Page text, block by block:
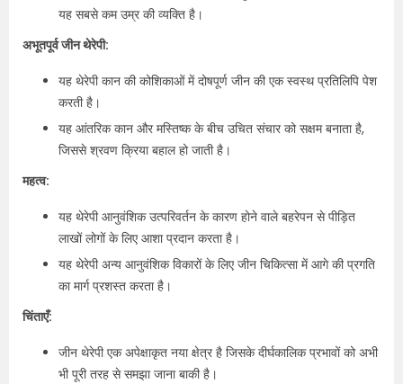
यह सबसे कम उम्र की व्यक्ति है।
अभूतपूर्व जीन थेरेपी:
यह थेरेपी कान की कोशिकाओं में दोषपूर्ण जीन की एक स्वस्थ प्रतिलिपि पेश
करती है।
यह आंतरिक कान और मस्तिष्क के बीच उचित संचार को सक्षम बनाता है,
जिससे श्रवण क्रिया बहाल हो जाती है।
महत्व:
यह थेरेपी आनुवंशिक उत्परिवर्तन के कारण होने वाले बहरेपन से पीड़ित
लाखों लोगों के लिए आशा प्रदान करता है।
यह थेरेपी अन्य आनुवंशिक विकारों के लिए जीन चिकित्सा में आगे की प्रगति
का मार्ग प्रशस्त करता है।
चिंताएँ:
जीन थेरेपी एक अपेक्षाकृत नया क्षेत्र है जिसके दीर्घकालिक प्रभावों को अभी
भी पूरी तरह से समझा जाना बाकी है।